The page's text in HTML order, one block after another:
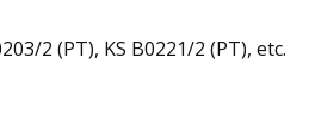
2 (PT), KS B0221/2 (PT), etc.